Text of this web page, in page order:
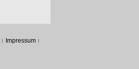
Impressum